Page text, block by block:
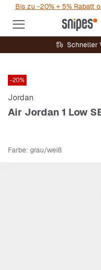
Bis zu -20% + 5% Rabatt
Schneller
-20%
Jordan
Air Jordan 1 Low
Farbe: grau/weiß